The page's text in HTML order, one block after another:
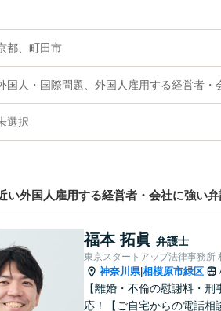
都、町田市
国人・国際問題、外国人雇用する経営者・
選択
い外国人雇用する経営者・会社に強い
福本 拓眞 弁護士
東京スタートアップ法律事務所
神奈川県|相模原市緑区
【離婚・不倫の慰謝料・
応！【ご自宅からの電話相